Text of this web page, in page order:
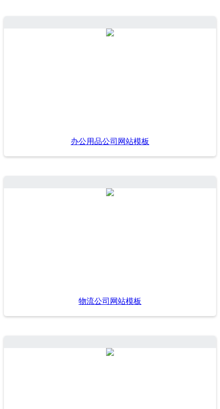
办公用品公司网站模板
物流公司网站模板